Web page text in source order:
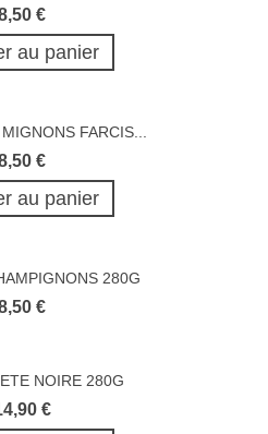
€
au panier
FARCIS...
€
au panier
280G
€
NOIRE 280G
€